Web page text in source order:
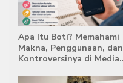
Apa Itu Boti? Memahami
Makna, Penggunaan, dan
Kontroversinya di Media